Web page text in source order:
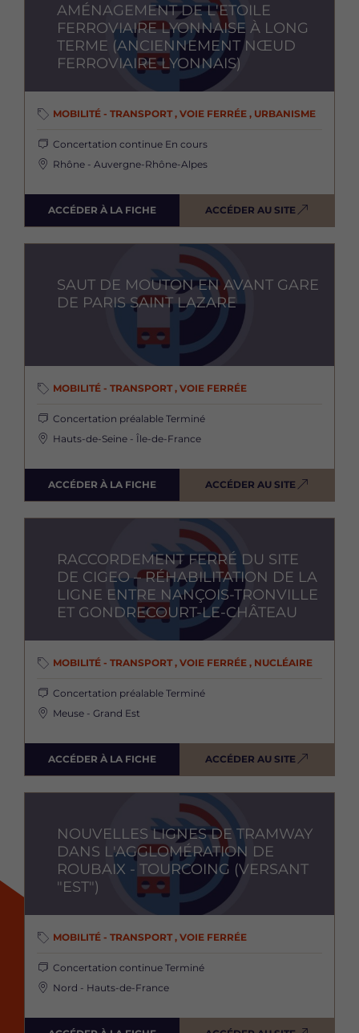
AMÉNAGEMENT DE L'ETOILE
FERROVIAIRE LYONNAISE À LONG
TERME (ANCIENNEMENT NŒUD
FERROVIAIRE LYONNAIS)
MOBILITÉ - TRANSPORT , VOIE FERRÉE , URBANISME
Concertation continue En cours
Rhône - Auvergne-Rhône-Alpes
ACCÉDER À LA FICHE ACCÉDER AU SITE
SAUT DE MOUTON EN AVANT GARE
DE PARIS SAINT LAZARE
MOBILITÉ - TRANSPORT , VOIE FERRÉE
Concertation préalable Terminé
Hauts-de-Seine - Île-de-France
ACCÉDER À LA FICHE ACCÉDER AU SITE
RACCORDEMENT FERRÉ DU SITE
DE CIGEO – RÉHABILITATION DE LA
LIGNE ENTRE NANÇOIS-TRONVILLE
ET GONDRECOURT-LE-CHÂTEAU
MOBILITÉ - TRANSPORT , VOIE FERRÉE , NUCLÉAIRE
Concertation préalable Terminé
Meuse - Grand Est
ACCÉDER À LA FICHE ACCÉDER AU SITE
NOUVELLES LIGNES DE TRAMWAY
DANS L'AGGLOMÉRATION DE
ROUBAIX - TOURCOING (VERSANT
"EST")
MOBILITÉ - TRANSPORT , VOIE FERRÉE
Concertation continue Terminé
Nord - Hauts-de-France